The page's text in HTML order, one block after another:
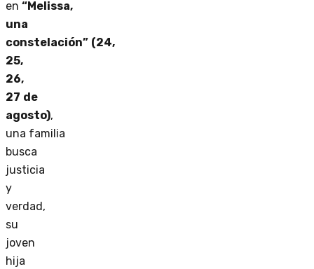
en “Melissa,
una
constelación” (24,
25,
26,
27 de
agosto),
una familia
busca
justicia
y
verdad,
su
joven
hija